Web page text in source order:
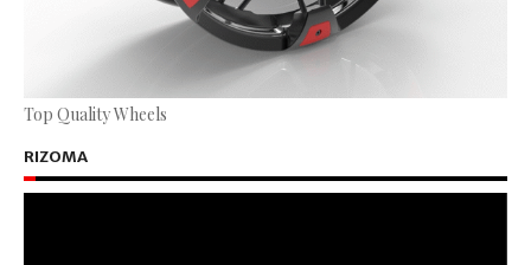
Top Quality Wheels
RIZOMA